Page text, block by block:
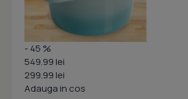
- 45 %
549.99 lei
299.99 lei
Adauga in cos